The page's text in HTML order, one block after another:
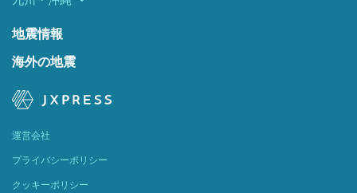
地震情報
海外の地震
運営会社
プライバシーポリシー
クッキーポリシー